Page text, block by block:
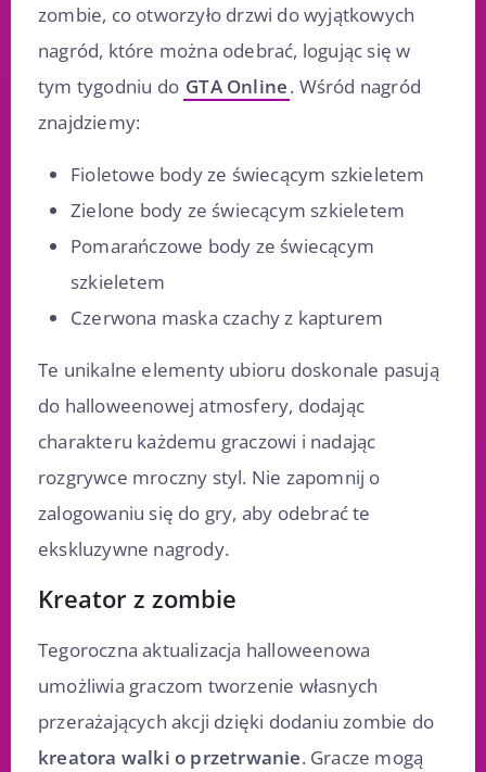
zombie, co otworzyło drzwi do wyjątkowych
nagród, które można odebrać, logując się w
tym tygodniu do GTA Online. Wśród nagród
znajdziemy:
Fioletowe body ze świecącym szkieletem
Zielone body ze świecącym szkieletem
Pomarańczowe body ze świecącym
szkieletem
Czerwona maska czachy z kapturem
Te unikalne elementy ubioru doskonale pasują
do halloweenowej atmosfery, dodając
charakteru każdemu graczowi i nadając
rozgrywce mroczny styl. Nie zapomnij o
zalogowaniu się do gry, aby odebrać te
ekskluzywne nagrody.
Kreator z zombie
Tegoroczna aktualizacja halloweenowa
umożliwia graczom tworzenie własnych
przerażających akcji dzięki dodaniu zombie do
kreatora walki o przetrwanie. Gracze mogą